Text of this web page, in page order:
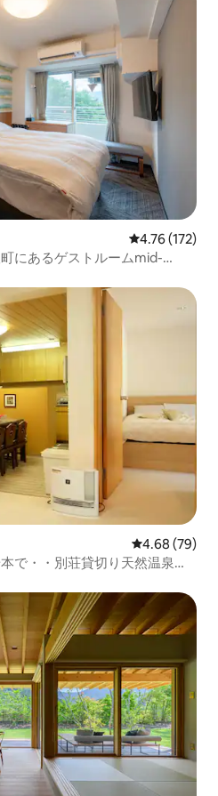
レビュー172
4.76 (172)
にあるゲストルームmid-
レビュー79
4.68 (79)
で・・別荘貸切り天然温泉付